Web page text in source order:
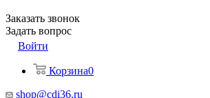
Заказать звонок
Задать вопрос
Войти
Корзина0
shop@cdi36.ru